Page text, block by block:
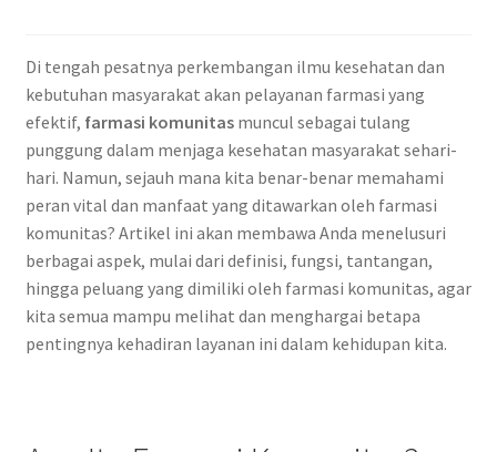
Di tengah pesatnya perkembangan ilmu kesehatan dan
kebutuhan masyarakat akan pelayanan farmasi yang
efektif, farmasi komunitasmuncul sebagai tulang
punggung dalam menjaga kesehatan masyarakat sehari-
hari. Namun, sejauh mana kita benar-benar memahami
peran vital dan manfaat yang ditawarkan oleh farmasi
komunitas? Artikel ini akan membawa Anda menelusuri
berbagai aspek, mulai dari definisi, fungsi, tantangan,
hingga peluang yang dimiliki oleh farmasi komunitas, agar
kita semua mampu melihat dan menghargai betapa
pentingnya kehadiran layanan ini dalam kehidupan kita.